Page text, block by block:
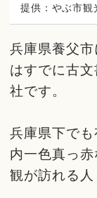
提供：やぶ市観
兵庫県養父
はすでに古
社です。
兵庫県下で
内一色真っ
観が訪れる人